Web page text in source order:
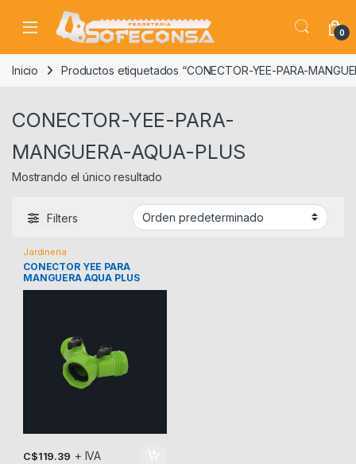
Skip to navigation
Skip to content
0
Inicio Productos etiquetados “CONECTOR-YEE-PARA-
CONECTOR-YEE-PARA-
MANGUERA-AQUA-PLUS
Mostrando el único resultado
Filters
Jardineria
CONECTOR YEE PARA
MANGUERA AQUA PLUS
C$119.39 + IVA